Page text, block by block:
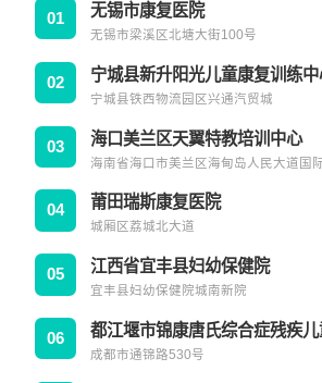
01 无锡市康复医院
无锡市梁溪区北塘大街100号
02 宁城县新升阳光儿童康复训练
宁城县铁西物流园区兴通汽贸城
03 海口美兰区天翼特教培训中心
海南省海口市美兰区海甸岛人民大道国
04 莆田瑞斯康复医院
城厢区荔城北大道
05 江西省宜丰县妇幼保健院
宜丰县妇幼保健院城南新院
06 都江堰市锦康唐氏综合症残疾
成都市通锦路530号